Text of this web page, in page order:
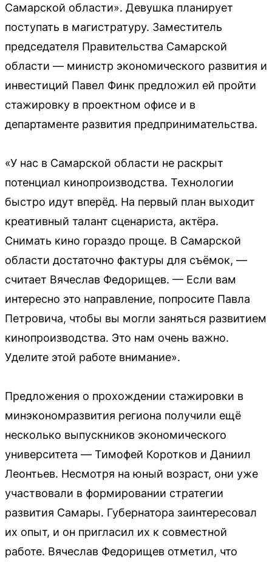
Самарской области». Девушка планирует
поступать в магистратуру. Заместитель
председателя Правительства Самарской
области — министр экономического развития и
инвестиций Павел Финк предложил ей пройти
стажировку в проектном офисе и в
департаменте развития предпринимательства.
«У нас в Самарской области не раскрыт
потенциал кинопроизводства. Технологии
быстро идут вперёд. На первый план выходит
креативный талант сценариста, актёра.
Снимать кино гораздо проще. В Самарской
области достаточно фактуры для съёмок, —
считает Вячеслав Федорищев. — Если вам
интересно это направление, попросите Павла
Петровича, чтобы вы могли заняться развитием
кинопроизводства. Это нам очень важно.
Уделите этой работе внимание».
Предложения о прохождении стажировки в
минэкономразвития региона получили ещё
несколько выпускников экономического
университета — Тимофей Коротков и Даниил
Леонтьев. Несмотря на юный возраст, они уже
участвовали в формировании стратегии
развития Самары. Губернатора заинтересовал
их опыт, и он пригласил их к совместной
работе. Вячеслав Федорищев отметил, что